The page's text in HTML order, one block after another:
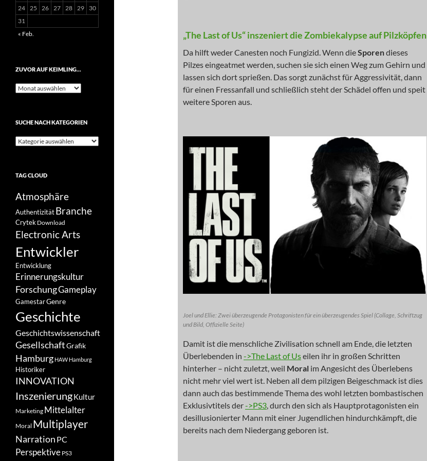
„The Last of Us“ inszeniert die Zombiekalypse auf Pilzköpfen
Da hilft weder Canesten noch Fungizid. Wenn dieSporendieses
Pilzes eingeatmet werden, suchen sie sich einen Weg zum Gehirn und
lassen sich dort sprießen. Das sorgt zunächst für Aggressivität, dann
für einen Fressanfall und schließlich steht der Schädel offen und speit
weitere Sporen aus.
Joel und Ellie: Zwei überzeugende Protagonisten für ein überzeugendes Spiel (Collage, Schriftzug
und Bild, Offizielle Seite)
Damit ist die menschliche Zivilisation schnell am Ende, die letzten
Überlebenden in ->The Last of Useilen ihr in großen Schritten
hinterher – nicht zuletzt, weil Moral im Angesicht des Überlebens
nicht mehr viel wert ist. Neben all dem pilzigen Beigeschmack ist dies
dann auch das bestimmende Thema des wohl letzten bombastischen
Exklusivtitels der->PS3, durch den sich als Hauptprotagonisten ein
desillusionierter Mann mit einer Jugendlichen hindurchkämpft, die
bereits nach dem Niedergang geboren ist.
24 25 26 27 28 29
30
31
« Feb.
ZUVOR AUF KEIMLING…
Zuvor
SUCHE NACH KATEGORIEN
Suche
TAG CLOUD
Atmosphäre
Authentizität Branche
Crytek Download
Electronic Arts
Entwickler
Entwicklung
Erinnerungskultur
ForschungGameplay
GamestarGenre
Geschichte
Geschichtswissenschaft
GesellschaftGrafik
Hamburg HAW Hamburg
Historiker
INNOVATION
InszenierungKultur
Marketing Mittelalter
Moral Multiplayer
Narration PC
Perspektive PS3